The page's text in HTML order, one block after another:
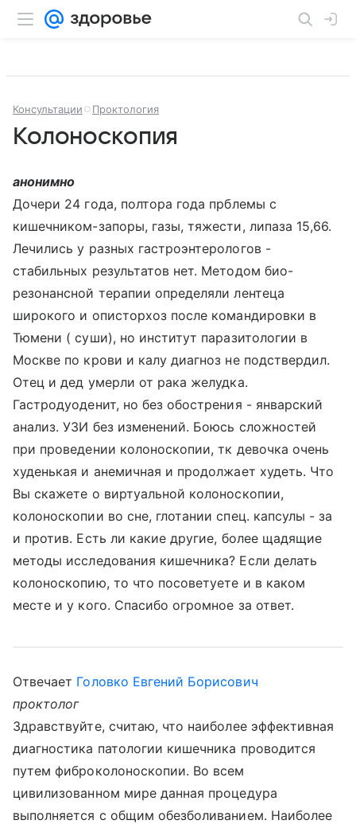
Консультации Проктология
Колоноскопия
анонимно
Дочери 24 года, полтора года прблемы с
кишечником-запоры, газы, тяжести, липаза 15,66.
Лечились у разных гастроэнтерологов -
стабильных результатов нет. Методом био-
резонансной терапии определяли лентеца
широкого и описторхоз после командировки в
Тюмени ( суши), но институт паразитологии в
Москве по крови и калу диагноз не подствердил.
Отец и дед умерли от рака желудка.
Гастродуоденит, но без обострения - январский
анализ. УЗИ без изменений. Боюсь сложностей
при проведении колоноскопии, тк девочка очень
худенькая и анемичная и продолжает худеть. Что
Вы скажете о виртуальной колоноскопии,
колоноскопии во сне, глотании спец. капсулы - за
и против. Есть ли какие другие, более щадящие
методы исследования кишечника? Если делать
колоноскопию, то что посоветуете и в каком
месте и у кого. Спасибо огромное за ответ.
Отвечает Головко Евгений Борисович
проктолог
Здравствуйте, считаю, что наиболее эффективная
диагностика патологии кишечника проводится
путем фиброколоноскопии. Во всем
цивилизованном мире данная процедура
выполняется с общим обезболиванием. Наиболее